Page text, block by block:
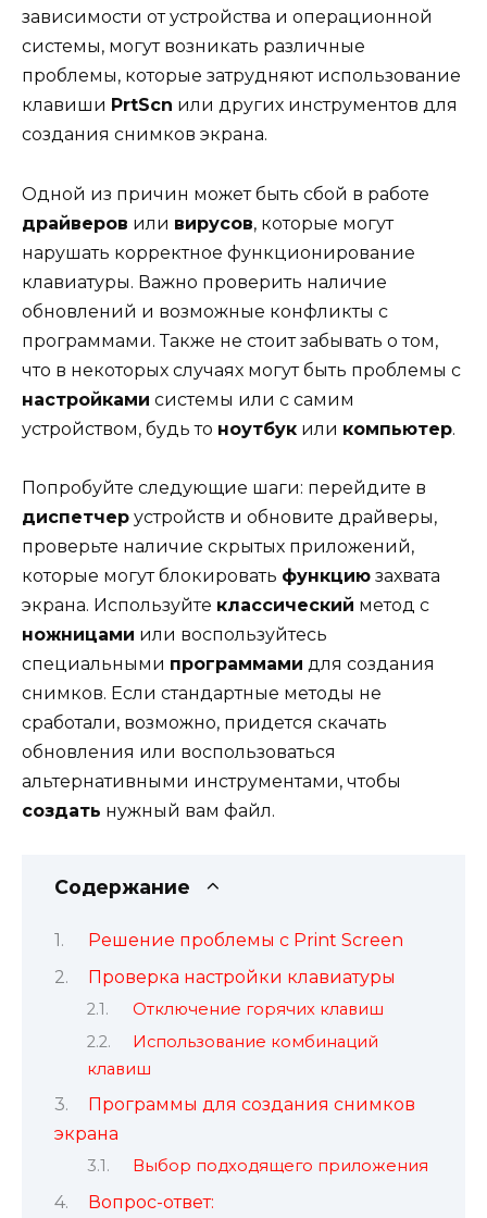
зависимости от устройства и операционной
системы, могут возникать различные
проблемы, которые затрудняют использование
клавиши PrtScn или других инструментов для
создания снимков экрана.
Одной из причин может быть сбой в работе
драйверов или вирусов, которые могут
нарушать корректное функционирование
клавиатуры. Важно проверить наличие
обновлений и возможные конфликты с
программами. Также не стоит забывать о том,
что в некоторых случаях могут быть проблемы с
настройками системы или с самим
устройством, будь то ноутбук или компьютер.
Попробуйте следующие шаги: перейдите в
диспетчер устройств и обновите драйверы,
проверьте наличие скрытых приложений,
которые могут блокировать функцию захвата
экрана. Используйте классический метод с
ножницами или воспользуйтесь
специальными программами для создания
снимков. Если стандартные методы не
сработали, возможно, придется скачать
обновления или воспользоваться
альтернативными инструментами, чтобы
создать нужный вам файл.
Содержание
Решение проблемы с Print Screen
Проверка настройки клавиатуры
Отключение горячих клавиш
Использование комбинаций
клавиш
Программы для создания снимков
экрана
Выбор подходящего приложения
Вопрос-ответ: